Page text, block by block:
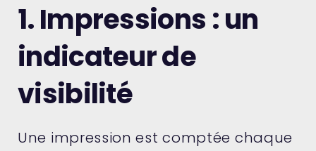
1. Impressions : un
indicateur de
visibilité
Une impression est comptée chaque